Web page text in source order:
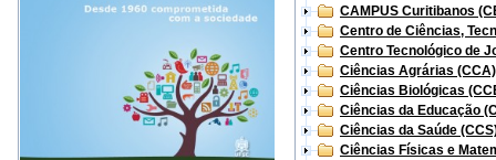
CAMPUS Curitibanos
Centro de Ciências,
Centro Tecnológico de
Ciências Agrárias (CCA)
Ciências Biológicas
Ciências da Educação
Ciências da Saúde
Ciências Físicas e